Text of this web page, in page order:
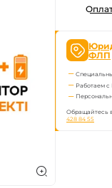
ФЛП
Работаем
Обращайтесь
428 84 55